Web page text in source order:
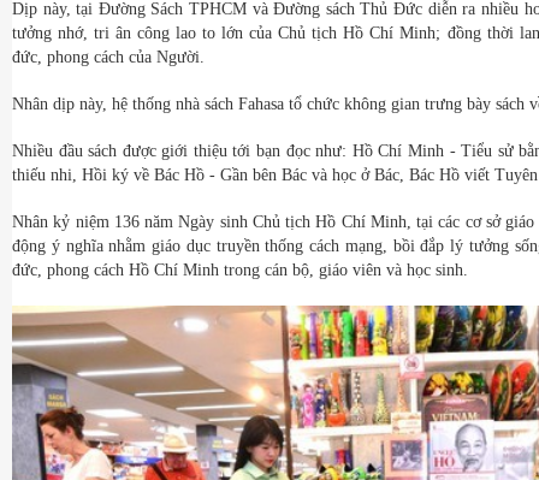
Dịp này, tại Đường Sách TPHCM và Đường sách Thủ Đức diễn ra nhiều
tưởng nhớ, tri ân công lao to lớn của Chủ tịch Hồ Chí Minh; đồng thời
đức, phong cách của Người.
Nhân dịp này, hệ thống nhà sách Fahasa tổ chức không gian trưng bày sách
Nhiều đầu sách được giới thiệu tới bạn đọc như: Hồ Chí Minh - Tiểu sử
thiếu nhi, Hồi ký về Bác Hồ - Gần bên Bác và học ở Bác, Bác Hồ viết
Nhân kỷ niệm 136 năm Ngày sinh Chủ tịch Hồ Chí Minh, tại các cơ sở
động ý nghĩa nhằm giáo dục truyền thống cách mạng, bồi đắp lý tưởng
đức, phong cách Hồ Chí Minh trong cán bộ, giáo viên và học sinh.